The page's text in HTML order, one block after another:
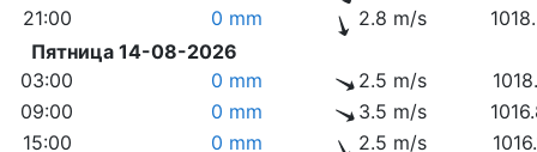
21:00
0 mm 2.8 m/s
Пятница 14-08-2026
03:00
0 mm 2.5 m/s
09:00
0 mm 3.5 m/s
15:00
0 mm 2.5 m/s